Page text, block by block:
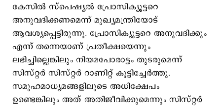
കേസില്‍‌ സ്പെഷ്യൽ പ്രോസിക്യൂട്ടറെ
അനുവദിക്കണമെന്ന് മുഖ്യമന്ത്രിയോട്
ആവശ്യപ്പെട്ടിരുന്നു. പ്രോസിക്യൂട്ടറെ അനുവദിക്കും
എന്ന് തന്നെയാണ് പ്രതീക്ഷയെന്നും
ലഭിച്ചില്ലെങ്കിലും നിയമപോരാട്ടം തുടരുമെന്ന്
സിസ്റ്റർ സിസ്റ്റർ റാണിറ്റ് കൂട്ടിച്ചേര്‍ത്തു.
സമൂഹമാധ്യമങ്ങളിലൂടെ അധിക്ഷേപം
ഉണ്ടെങ്കിലും അത് അതിജീവിക്കുമെന്നും സിസ്റ്റർ